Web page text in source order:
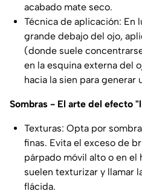
acabado mate seco.
Técnica de aplicación: En
grande debajo del ojo,
(donde suele
en la esquina externa del
hacia la sien para generar
Sombras - El arte del efecto
Texturas: Opta por
finas. Evita el exceso de
párpado móvil alto o en el
suelen texturizar y llamar
flácida.